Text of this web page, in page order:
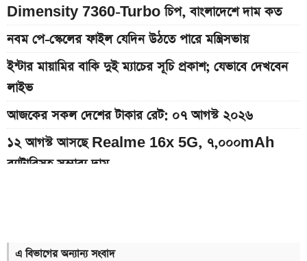
Dimensity 7360-Turbo চিপ, বাংলাদেশে দাম কত
নবম পে-স্কেলের ফাইল যেদিন উঠতে পারে মন্ত্রিসভায়
ইন্টার মায়ামির বাকি দুই ম্যাচের সূচি প্রকাশ; যেভাবে দেখবেন
লাইভ
আজকের সকল দেশের টাকার রেট: ০৭ আগস্ট ২০২৬
১২ আগস্ট আসছে Realme 16x 5G, ৭,০০০mAh
ব্যাটারিসহ সম্ভাব্য দাম
সরকারি কর্মচারীদের বেতন-গ্রেড নিয়ে নতুন বার্তা
এ বিভাগের অন্যান্য সংবাদ